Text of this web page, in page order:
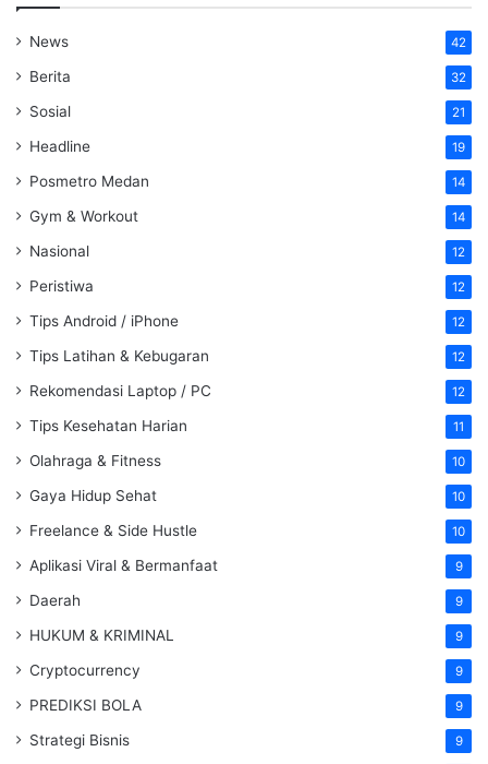
News 42
Berita 32
Sosial 21
Headline 19
Posmetro Medan 14
Gym & Workout 14
Nasional 12
Peristiwa 12
Tips Android / iPhone 12
Tips Latihan & Kebugaran 12
Rekomendasi Laptop / PC 12
Tips Kesehatan Harian 11
Olahraga & Fitness 10
Gaya Hidup Sehat 10
Freelance & Side Hustle 10
Aplikasi Viral & Bermanfaat 9
Daerah 9
HUKUM & KRIMINAL 9
Cryptocurrency 9
PREDIKSI BOLA 9
Strategi Bisnis 9